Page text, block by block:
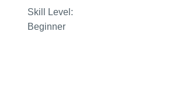
Skill Level :
Beginner